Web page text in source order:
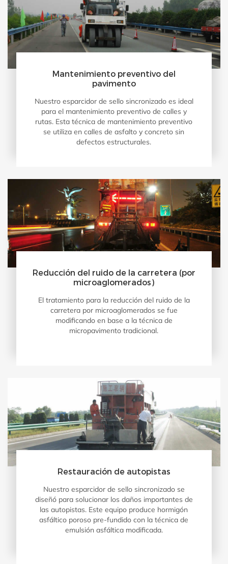
Mantenimiento preventivo del
pavimento
Nuestro esparcidor de sello sincronizado es ideal
para el mantenimiento preventivo de calles y
rutas. Esta técnica de mantenimiento preventivo
se utiliza en calles de asfalto y concreto sin
defectos estructurales.
Reducción del ruido de la carretera (por
microaglomerados)
El tratamiento para la reducción del ruido de la
carretera por microaglomerados se fue
modificando en base a la técnica de
micropavimento tradicional.
Restauración de autopistas
Nuestro esparcidor de sello sincronizado se
diseñó para solucionar los daños importantes de
las autopistas. Este equipo produce hormigón
asfáltico poroso pre-fundido con la técnica de
emulsión asfáltica modificada.